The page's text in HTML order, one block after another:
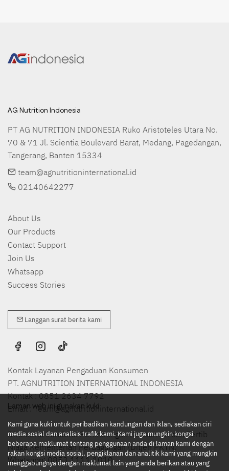
AG Nutrition Indonesia
PT AG NUTRITION INDONESIA Ruko Aristoteles Utara No.
70 & 71 Jl. Scientia Boulevard Barat, Medang, Pagedangan,
Tangerang, Banten 15334
team@agnutritioninternational.id
02140642277
About Us
Our Products
Contact Support
Join Us
Whatsapp
Success Stories
Langgan surat berita kami
Kontak Layanan Pengaduan Konsumen
PT. AGNUTRITION INTERNATIONAL INDONESIA
Kontak : 0851 2634 7792
Email : Team@agnutritioninternational.id
Direktorat Jenderal Perlindungan Konsumen dan Tertib
Niaga Kementerian Perdagangan (Ditjen PKTN)
Whatsapp: 0853 1111 1010
Laman web ini gunakan kuki
Kami guna kuki untuk peribadikan kandungan dan iklan, sediakan ciri
media sosial dan analisis trafik kami. Kami juga mungkin kongsi
beberapa maklumat tentang penggunaan anda di laman kami dengan
rakan kongsi media sosial, pengiklanan dan analitik kami yang mungkin
menggabungnya dengan maklumat lain yang anda berikan atau yang